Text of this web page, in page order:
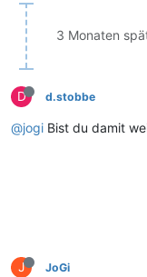
3 Monaten
D d.stobbe
@jogi Bist du damit
J JoGi